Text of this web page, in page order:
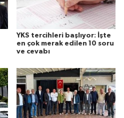
YKS tercihleri başlıyor: İşte
en çok merak edilen 10 soru
ve cevabı